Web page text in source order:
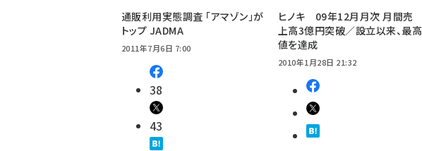
通販利用実態調査 「アマゾン」が
トップ JADMA
2011年7月6日 7:00
38
43
ヒノキ 09年12月月次 月間売
上高3億円突破／設立以来、最高
値を達成
2010年1月28日 21:32